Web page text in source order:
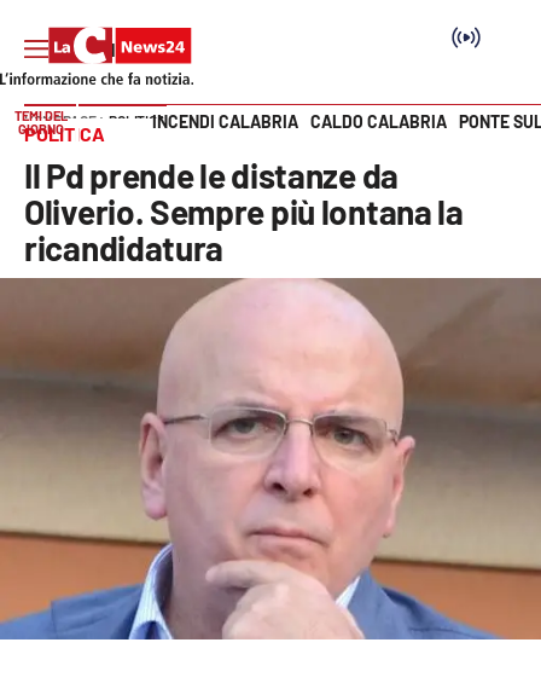
SEZIONI
Cronaca
Attualità
Economia e lavoro
Italia Mondo
Sport
Vai
TEMI DEL
GIORNO
INCENDI CALABRIA CALDO CALABRIA PONTE
HOME PAGE POLITICA
POLITICA
Il Pd prende le distanze da
Oliverio. Sempre più lontana la
ricandidatura